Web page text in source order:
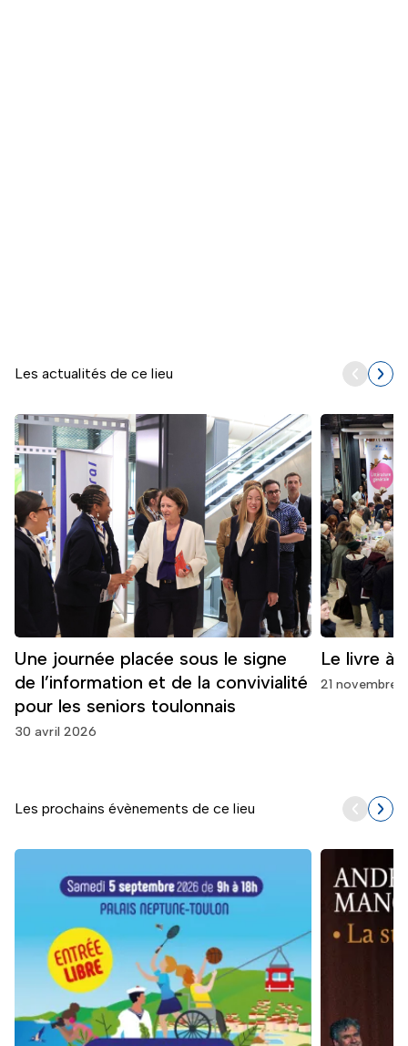
Les actualités de ce lieu
Une journée placée sous le signe
de l’information et de la convivialité
pour les seniors toulonnais
30 avril 2026
Le livre à
21 novembre
Les prochains évènements de ce lieu